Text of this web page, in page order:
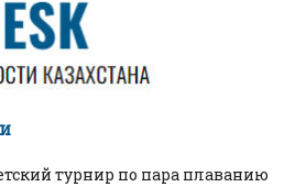
турнир по пара плаванию